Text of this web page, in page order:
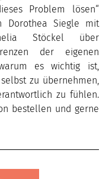
Problem lösen“
Dorothea Siegle mit
Stöckel über
der eigenen
es wichtig ist,
zu übernehmen,
zu fühlen.
bestellen und gerne